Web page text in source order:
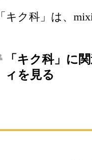
「キク科」は、
「キク科」に
ィを見る